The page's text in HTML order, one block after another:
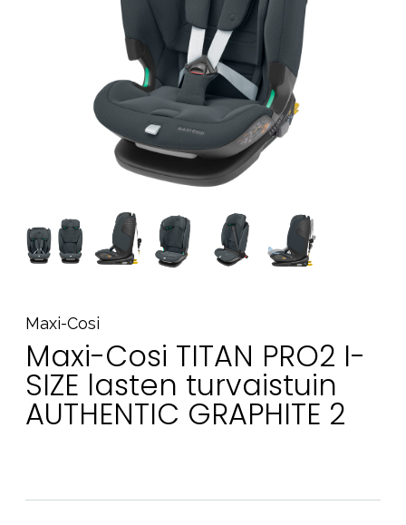
Maxi-Cosi
Maxi-Cosi TITAN PRO2 I-
SIZE lasten turvaistuin
AUTHENTIC GRAPHITE 2
Kampanjat
Lahjavinkkejä
Suosikit
Tavaramerkit
Aurinko ja uinti Outlet
Opas
Ota meihin yhteyttä osoitteessa